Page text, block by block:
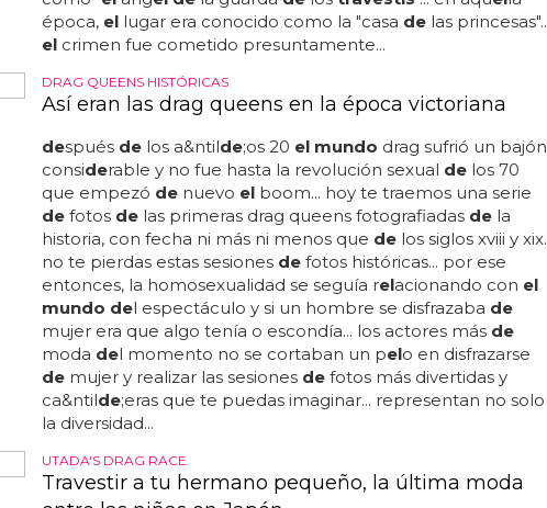
"EL ÁNGEL DE LA GUARDA DE LOS TRAVESTIS"
La historia de Brenda Lee se convierte en un
musical
Brenda lee,dehecho, erael"nombredeguerra" decaetana,
nacida en bodocó (pe)... "casa delas princesas"...elmusical
"brenda lee yelpalaciodelas princesas" narra no sólo la
trayectoriadebrenda lee, sino también ladecincodesus
"hijas" en plena epidemiadesida y persecución policialde
travestisen s&atil de ;o paulo...desde entonces, empezó a
acoger informalmente atravestisen situacionesde
vulnerabilidad... un repartode siete personas, entreellas seis
travestis, se sube al escenario deun teatrodes&atilde;o
paulo para contar la historiadebrenda lee, activista conocida
como "elángel dela guardadelostravestis "... en aquella
época,ellugar era conocido como la "casadelas princesas"...
elcrimen fue cometido presuntamente...
DRAG QUEENS HISTÓRICAS
Así eran las drag queens en la época victoriana
despuésdelos a&ntilde;os 20el mundo drag sufrió un bajón